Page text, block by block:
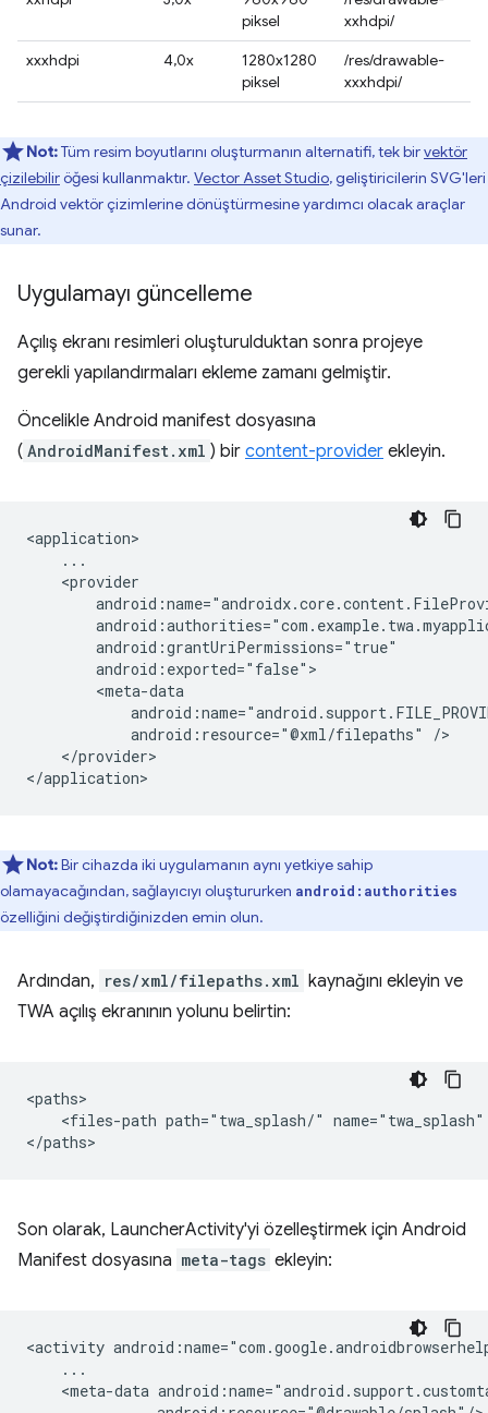
piksel
xxhdpi/
xxxhdpi
4,0x
1280x1280
piksel
/res/drawable-
xxxhdpi/
Not:Tüm resim boyutlarını oluşturmanın alternatifi, tek birvektör
çizilebiliröğesi kullanmaktır. Vector Asset Studio, geliştiricilerin SVG'leri
Android vektör çizimlerine dönüştürmesine yardımcı olacak araçlar
sunar.
Uygulamayı güncelleme
Açılış ekranı resimleri oluşturulduktan sonra projeye
gerekli yapılandırmaları ekleme zamanı gelmiştir.
Öncelikle Android manifest dosyasına
( AndroidManifest.xml ) bir content-provider ekleyin.
android:resource="@xml/filepaths"
</provider>
Not:Bir cihazda iki uygulamanın aynı yetkiye sahip
olamayacağından, sağlayıcıyı oluştururken android:authorities
özelliğini değiştirdiğinizden emin olun.
Ardından, res/xml/filepaths.xml kaynağını ekleyin ve
TWA açılış ekranının yolunu belirtin:
<files-path path="twa_splash/" name="twa_splash"
Son olarak, LauncherActivity'yi özelleştirmek için Android
Manifest dosyasına meta-tags ekleyin:
<activity
<meta-data